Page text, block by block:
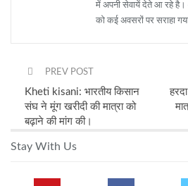
में अपनी सेवायें देते आ रहे है।
को कई अवसरों पर सराहा गया
PREV POST
Kheti kisani: भारतीय किसान
संघ ने मूंग खरीदी की मात्रा को
बढ़ाने की मांग की।
Stay With Us